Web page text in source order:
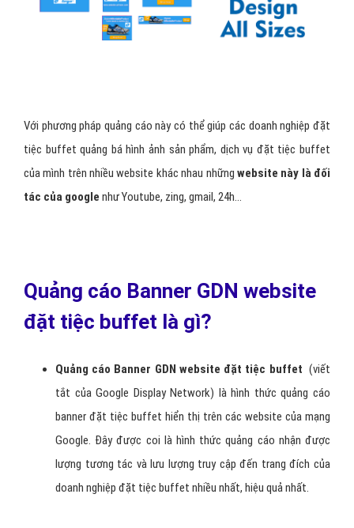
Với phương pháp quảng cáo này có thể giúp các doanh nghiệp đặt
tiệc buffet quảng bá hình ảnh sản phẩm, dịch vụ đặt tiệc buffet
của mình trên nhiều website khác nhau những website này là đối
tác của google như Youtube, zing, gmail, 24h...
Quảng cáo Banner GDN website
đặt tiệc buffet là gì?
Quảng cáo Banner GDN website đặt tiệc buffet (viết
tắt của Google Display Network) là hình thức quảng cáo
banner đặt tiệc buffet hiển thị trên các website của mạng
Google. Đây được coi là hình thức quảng cáo nhận được
lượng tương tác và lưu lượng truy cập đến trang đích của
doanh nghiệp đặt tiệc buffet nhiều nhất, hiệu quả nhất.